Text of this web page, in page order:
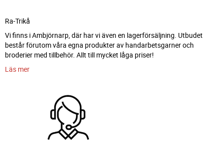
Ra-Trikå
Vi finns i Ambjörnarp, där har vi även en lagerförsäljning. Utbudet
består förutom våra egna produkter av handarbetsgarner och
broderier med tillbehör. Allt till mycket låga priser!
Läs mer